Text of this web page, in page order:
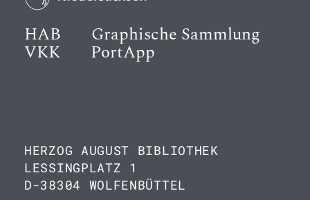
HAB Graphische Sammlung
VKK PortApp
HERZOG AUGUST BIBLIOTHEK
LESSINGPLATZ 1
D-38304 WOLFENBÜTTEL